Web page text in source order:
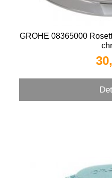
GROHE 08365000